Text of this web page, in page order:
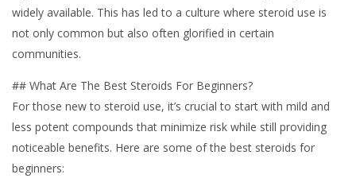
widely available. This has led to a culture where steroid use is
not only common but also often glorified in certain
communities.
## What Are The Best Steroids For Beginners?
For those new to steroid use, it’s crucial to start with mild and
less potent compounds that minimize risk while still providing
noticeable benefits. Here are some of the best steroids for
beginners: